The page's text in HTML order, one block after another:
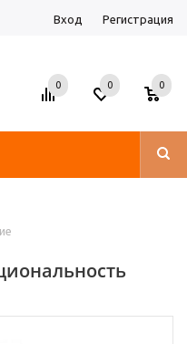
Вход Регистрация
0 0 0